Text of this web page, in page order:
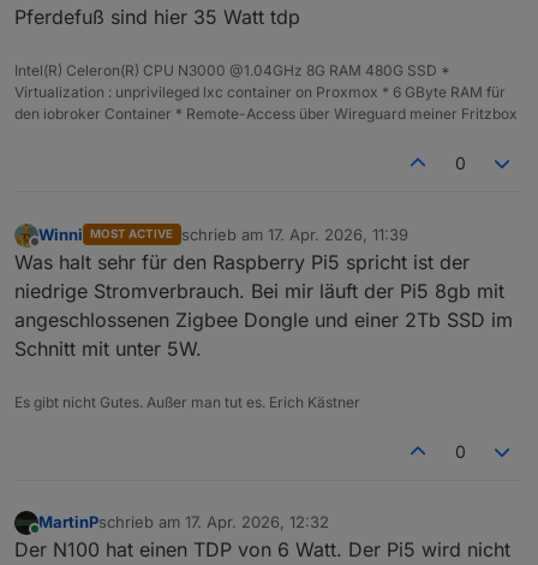
Pferdefuß sind hier 35 Watt tdp
Intel(R) Celeron(R) CPU N3000 @1.04GHz 8G RAM 480G SSD *
Virtualization : unprivileged lxc container on Proxmox * 6 GByte RAM für
den iobroker Container * Remote-Access über Wireguard meiner Fritzbox
0
Offline
Winni MOST ACTIVE schrieb am 17. Apr. 2026, 11:39
zuletzt editiert von
Was halt sehr für den Raspberry Pi5 spricht ist der
niedrige Stromverbrauch. Bei mir läuft der Pi5 8gb mit
angeschlossenen Zigbee Dongle und einer 2Tb SSD im
Schnitt mit unter 5W.
Es gibt nicht Gutes. Außer man tut es. Erich Kästner
0
Online
MartinPschrieb am 17. Apr. 2026, 12:32
zuletzt editiert von
Der N100 hat einen TDP von 6 Watt. Der Pi5 wird nicht